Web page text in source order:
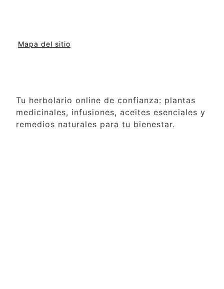
Mapa del sitio
Tu herbolario online de confianza: plantas
medicinales, infusiones, aceites esenciales y
remedios naturales para tu bienestar.